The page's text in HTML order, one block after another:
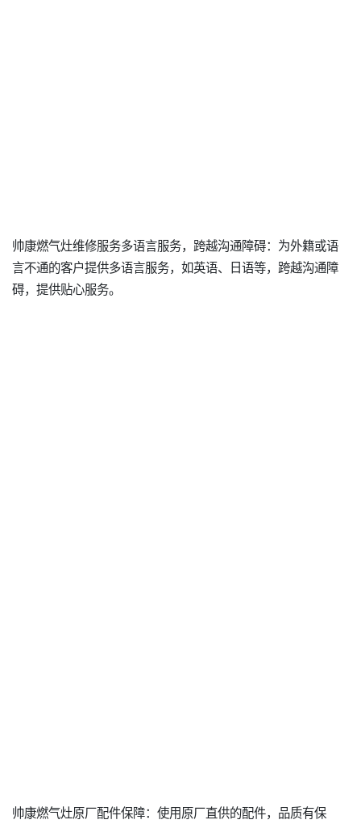
帅康燃气灶维修服务多语言服务，跨越沟通障碍：为外籍或语
言不通的客户提供多语言服务，如英语、日语等，跨越沟通障
碍，提供贴心服务。
帅康燃气灶原厂配件保障：使用原厂直供的配件，品质有保